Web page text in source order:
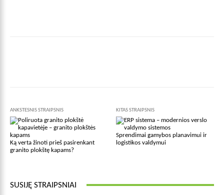
ANKSTESNIS STRAIPSNIS
Ką verta žinoti prieš pasirenkant
granito plokštę kapams?
KITAS STRAIPSNIS
Sprendimai gamybos planavimui ir
logistikos valdymui
SUSIJĘ STRAIPSNIAI